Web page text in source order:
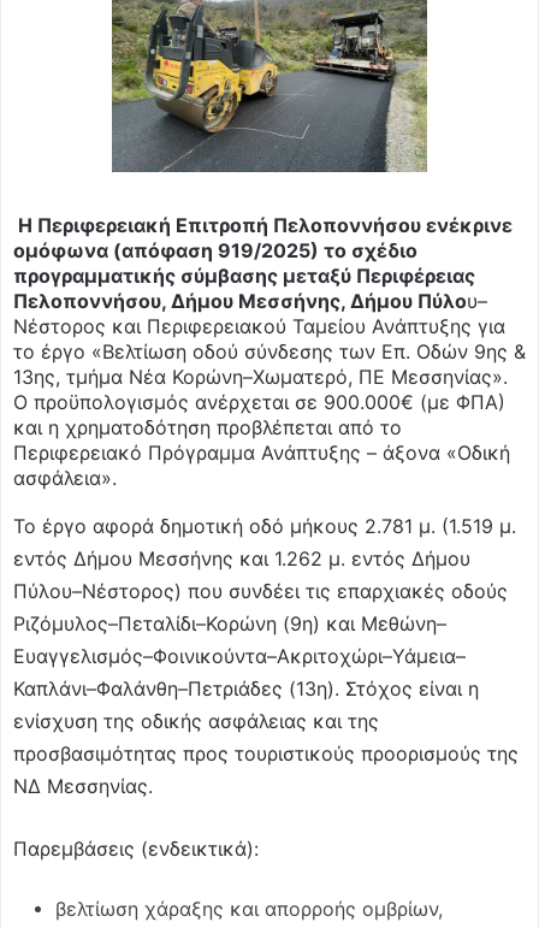
Η Περιφερειακή Επιτροπή Πελοποννήσου ενέκρινε
ομόφωνα (απόφαση 919/2025) το σχέδιο
προγραμματικής σύμβασης μεταξύ Περιφέρειας
Πελοποννήσου, Δήμου Μεσσήνης, Δήμου Πύλου–
Νέστορος και Περιφερειακού Ταμείου Ανάπτυξης για
το έργο «Βελτίωση οδού σύνδεσης των Επ. Οδών 9ης &
13ης, τμήμα Νέα Κορώνη–Χωματερό, ΠΕ Μεσσηνίας».
Ο προϋπολογισμός ανέρχεται σε 900.000€ (με ΦΠΑ)
και η χρηματοδότηση προβλέπεται από το
Περιφερειακό Πρόγραμμα Ανάπτυξης – άξονα «Οδική
ασφάλεια».
Το έργο αφορά δημοτική οδό μήκους 2.781 μ. (1.519 μ.
εντός Δήμου Μεσσήνης και 1.262 μ. εντός Δήμου
Πύλου–Νέστορος) που συνδέει τις επαρχιακές οδούς
Ριζόμυλος–Πεταλίδι–Κορώνη (9η) και Μεθώνη–
Ευαγγελισμός–Φοινικούντα–Ακριτοχώρι–Υάμεια–
Καπλάνι–Φαλάνθη–Πετριάδες (13η). Στόχος είναι η
ενίσχυση της οδικής ασφάλειας και της
προσβασιμότητας προς τουριστικούς προορισμούς της
ΝΔ Μεσσηνίας.
Παρεμβάσεις (ενδεικτικά):
βελτίωση χάραξης και απορροής ομβρίων,